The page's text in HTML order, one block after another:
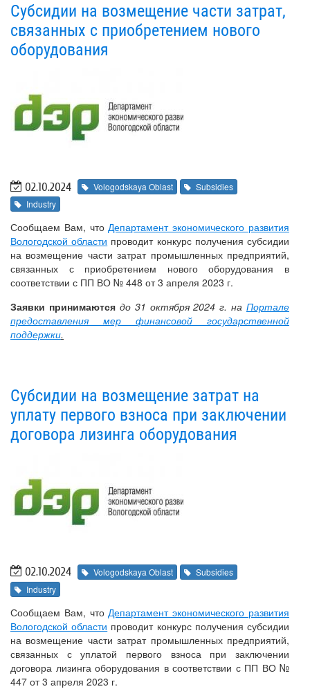
Субсидии на возмещение части затрат,
связанных с приобретением нового
оборудования
02.10.2024 Vologodskaya Oblast
Subsidies
Industry
Сообщаем Вам, чтоДепартамент экономического развития
Вологодской области проводит конкурс получения субсидии
на возмещение части затрат промышленных предприятий,
связанных с приобретением нового оборудования в
соответствии с ПП ВО № 448 от 3 апреля 2023 г.
Заявки принимаютсядо 31 октября 2024 г. на Портале
предоставления мер финансовой государственной
поддержки.
Субсидии на возмещение затрат на
уплату первого взноса при заключении
договора лизинга оборудования
02.10.2024 Vologodskaya Oblast
Subsidies
Industry
Сообщаем Вам, что Департамент экономического развития
Вологодской области проводит конкурс получения субсидии
на возмещение части затрат промышленных предприятий,
связанных с уплатой первого взноса при заключении
договора лизинга оборудования в соответствии с ПП ВО №
447 от 3 апреля 2023 г.